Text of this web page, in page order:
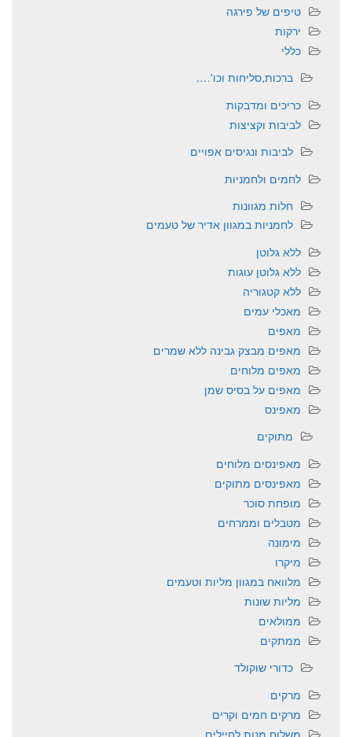
טיפים של פירגה
ירקות
כללי
ברכות,סליחות וכו'….
כריכים ומדבקות
לביבות וקציצות
לביבות ונגיסים אפויים
לחמים ולחמניות
חלות מגוונות
לחמניות במגוון אדיר של טעמים
ללא גלוטן
ללא גלוטן עוגות
ללא קטגוריה
מאכלי עמים
מאפים
מאפים מבצק גבינה ללא שמרים
מאפים מלוחים
מאפים על בסיס שמן
מאפינס
מתוקים
מאפינסים מלוחים
מאפינסים מתוקים
מופחת סוכר
מטבלים וממרחים
מימונה
מיקרו
מלוואח במגוון מליות וטעמים
מליות שונות
ממולאים
ממתקים
כדורי שוקולד
מרקים
מרקים חמים וקרים
משלוח מנות לחיילים